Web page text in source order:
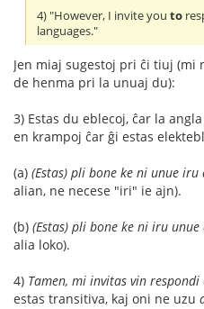
4) "However, I invite youto
languages."
Jen miaj sugestoj pri ĉi tiuj (mi
de henma pri la unuaj du):
3) Estas du eblecoj, ĉar la
en krampoj ĉar ĝi estas
(a) (Estas) pli bone ke ni unue iru
alian, ne necese "iri" ie ajn).
(b) (Estas) pli bone ke ni iru
alia loko).
4) Tamen, mi invitas vin
estas transitiva, kaj oni ne uzu